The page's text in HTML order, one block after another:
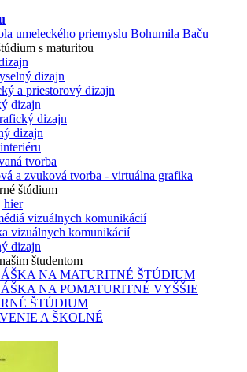
umeleckého priemyslu Bohumila Baču
s maturitou
dizajn
a priestorový dizajn
dizajn
dizajn
dizajn
tvorba
a zvuková tvorba - virtuálna grafika
štúdium
hier
vizuálnych komunikácií
vizuálnych komunikácií
dizajn
študentom
NA MATURITNÉ ŠTÚDIUM
NA POMATURITNÉ VYŠŠIE
ŠTÚDIUM
A ŠKOLNÉ